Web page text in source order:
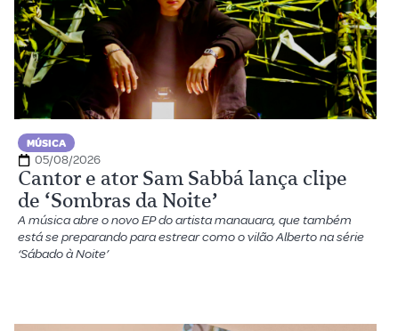
MÚSICA
05/08/2026
Cantor e ator Sam Sabbá lança clipe
de ‘Sombras da Noite’
A música abre o novo EP do artista manauara, que também
está se preparando para estrear como o vilão Alberto na série
‘Sábado à Noite’